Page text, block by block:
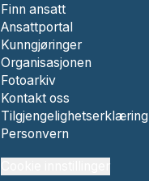
Finn ansatt
Ansattportal
Kunngjøringer
Organisasjonen
Fotoarkiv
Kontakt oss
Tilgjengelighetserklæring
Personvern